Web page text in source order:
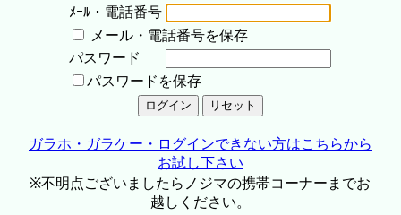
ﾒｰﾙ・電話番号
メール・電話番号を保存
パスワード
パスワードを保存
ガラホ・ガラケー・ログインできない方はこちらから
お試し下さい
※不明点ございましたらノジマの携帯コーナーまでお
越しください。